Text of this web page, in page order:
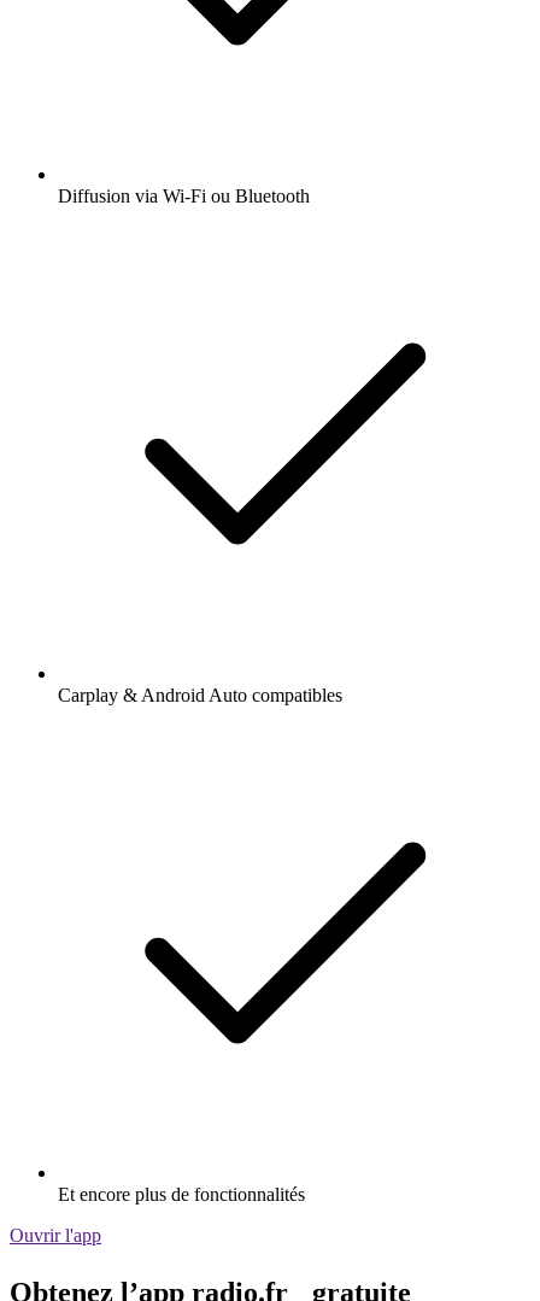
Diffusion via Wi-Fi ou Bluetooth
Carplay & Android Auto compatibles
Et encore plus de fonctionnalités
Ouvrir l'app
Obtenez l’app radio.fr gratuite